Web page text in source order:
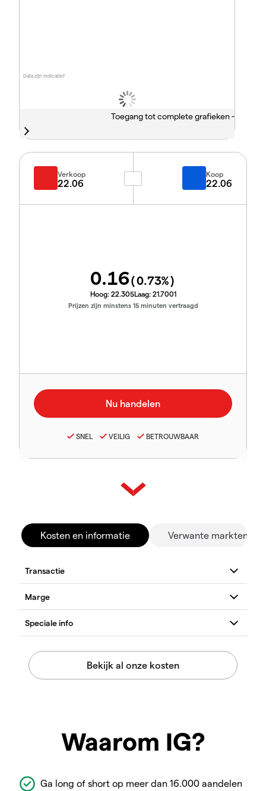
Data zijn indicatief
Toegang tot complete grafieken -
Verkoop
22.06
Koop
22.06
0.16(0.73%)
Hoog: 22.305Laag: 21.7001
Prijzen zijn minstens 15 minuten vertraagd
SNEL VEILIG BETROUWBAAR
Kosten en informatie Verwante markten
Waarom IG?
Ga long of short op meer dan 16.000 aandelen